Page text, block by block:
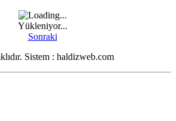
Yükleniyor...
Sonraki
Sistem : haldizweb.com